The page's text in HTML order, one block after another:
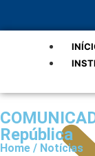
República
Home / Notícias